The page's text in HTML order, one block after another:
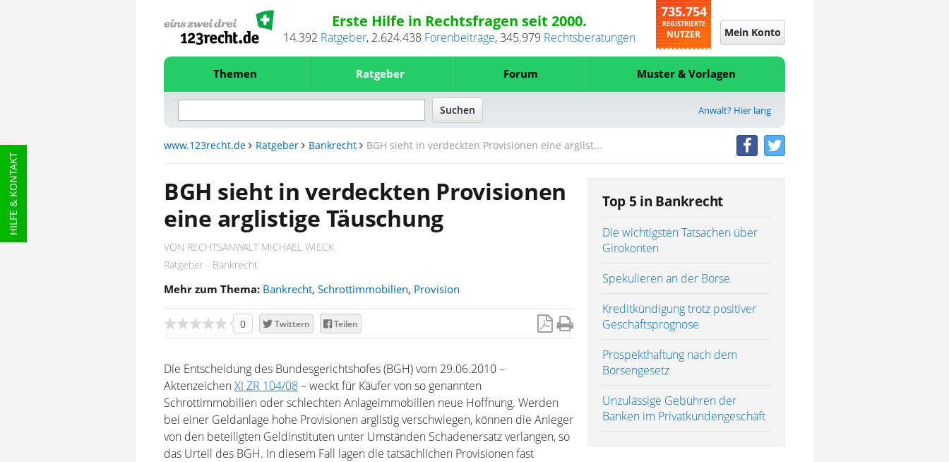
HILFE & KONTAKT
Erste Hilfe in Rechtsfragen seit 2000.
14.392 Ratgeber, 2.624.438 Forenbeiträge,345.979 Rechtsberatungen
735.754
REGISTRIERTE
NUTZER Mein Konto
Themen Ratgeber Forum Muster & Vorlagen
Anwalt? Hier lang
www.123recht.de Ratgeber Bankrecht BGH sieht in verdeckten Provisionen eine arglist...
BGH sieht in verdeckten Provisionen
eine arglistige Täuschung
VON RECHTSANWALT MICHAEL WIECK
Ratgeber - Bankrecht
Mehr zum Thema: Bankrecht, Schrottimmobilien, Provision
0 Twittern Teilen
Die Entscheidung des Bundesgerichtshofes (BGH) vom 29.06.2010 –
AktenzeichenXI ZR 104/08– weckt für Käufer von so genannten
Schrottimmobilien oder schlechten Anlageimmobilien neue Hoffnung. Werden
bei einer Geldanlage hohe Provisionen arglistig verschwiegen, können die Anleger
von den beteiligten Geldinstituten unter Umständen Schadenersatz verlangen, so
das Urteil des BGH. In diesem Fall lagen die tatsächlichen Provisionen fast
Top 5 in Bankrecht
Die wichtigsten Tatsachen über
Girokonten
Spekulieren an der Börse
Kreditkündigung trotz positiver
Geschäftsprognose
Prospekthaftung nach dem
Börsengesetz
Unzulässige Gebühren der
Banken im Privatkundengeschäft